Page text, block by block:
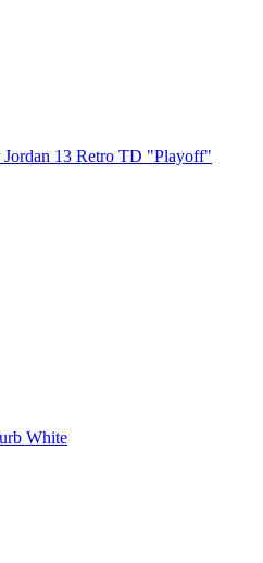
13 Retro TD "Playoff"
White